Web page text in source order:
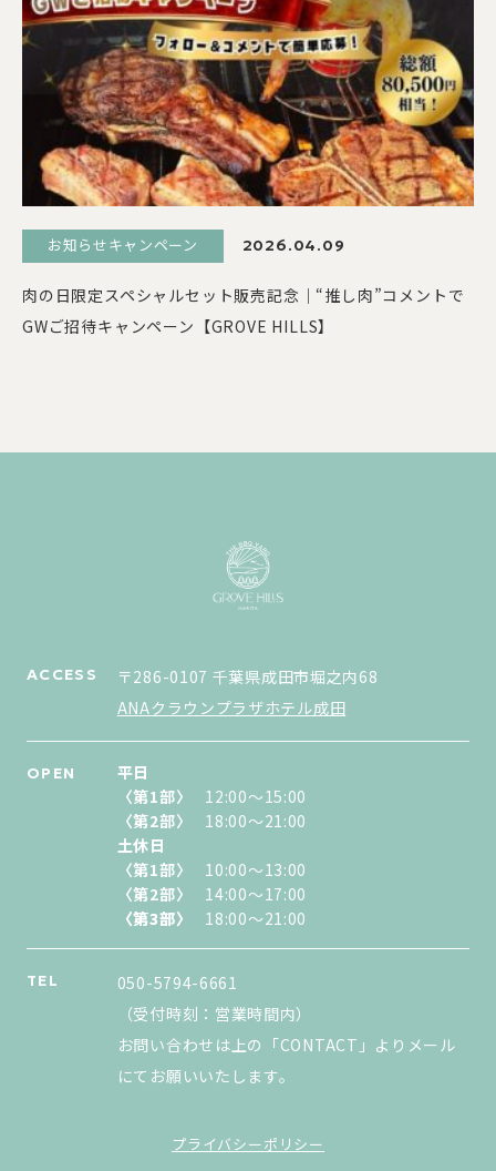
お知らせキャンペーン 2026.04.09
肉の日限定スペシャルセット販売記念｜“推し肉”コメントで
GWご招待キャンペーン【GROVE HILLS】
ACCESS
〒286-0107 千葉県成田市堀之内68
ANAクラウンプラザホテル成田
OPEN 平日
土休日
〈第1部〉
〈第1部〉
12:00〜15:00
10:00〜13:00
〈第2部〉
〈第2部〉
18:00〜21:00
14:00〜17:00
〈第3部〉
〈第3部〉 18:00〜21:00
TEL
050-5794-6661
（受付時刻：営業時間内）
お問い合わせは上の「CONTACT」よりメール
にてお願いいたします。
プライバシーポリシー